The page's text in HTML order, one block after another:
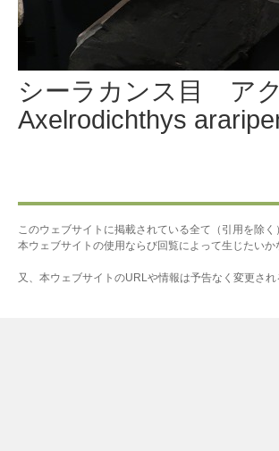
シーラカンス目 ア
Axelrodichthys
このウェブサイトに掲載されている全て（引用を除
本ウェブサイトの使用ならび回覧によって生じたい
又、本ウェブサイトのURLや情報は予告なく変更され